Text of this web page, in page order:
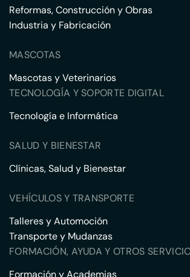
Reformas, Construcción y Obras
Industria y Fabricación
MASCOTAS
Mascotas y Veterinarios
TECNOLOGÍA Y SOPORTE DIGITAL
Tecnología e Informática
SALUD Y BIENESTAR
Clínicas, Salud y Bienestar
VEHÍCULOS Y TRANSPORTE
Talleres y Automoción
Transporte y Mudanzas
FORMACIÓN, AYUDA Y OTROS
Formación y Academias